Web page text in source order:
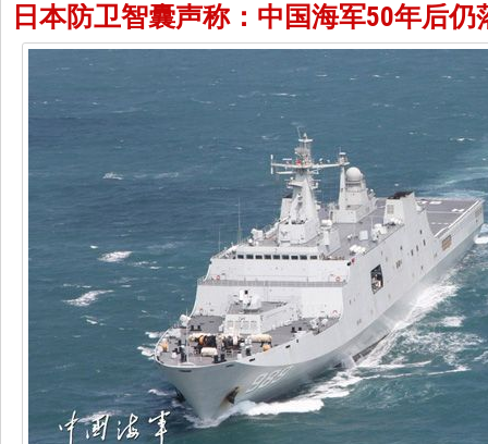
日本防卫智囊声称：中国海军50年后仍